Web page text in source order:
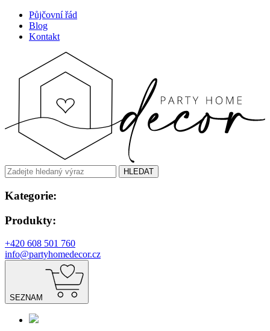
Půjčovní řád
Blog
Kontakt
HLEDAT
Kategorie:
Produkty:
+420 608 501 760
info@partyhomedecor.cz
SEZNAM